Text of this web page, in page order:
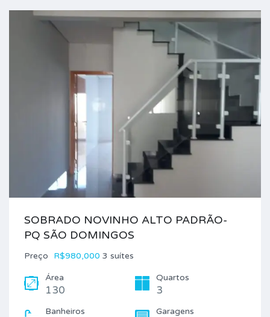
SOBRADO NOVINHO ALTO PADRÃO-
PQ SÃO DOMINGOS
Preço R$980,000 3 suítes
Área
130
Quartos
3
Banheiros Garagens